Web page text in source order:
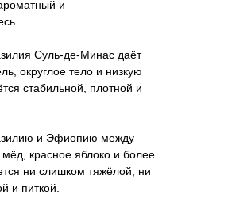
и
Суль-де-Минас даёт
округлое тело и низкую
стабильной, плотной и
и Эфиопию между
красное яблоко и более
ни слишком тяжёлой, ни
и питкой.